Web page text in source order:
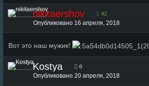
nikitaershov 42
Опубликовано 16 апреля, 2018
Вот это наш мужик!
Kostya 0
Опубликовано 20 апреля, 2018